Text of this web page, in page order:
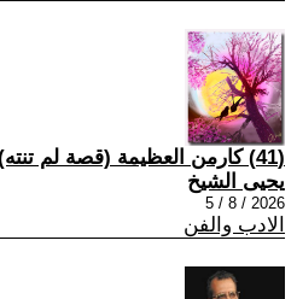
(41) كارمن العظيمة (قصة لم تنته)
يحيى الشيخ
2026 / 8 / 5
الادب والفن